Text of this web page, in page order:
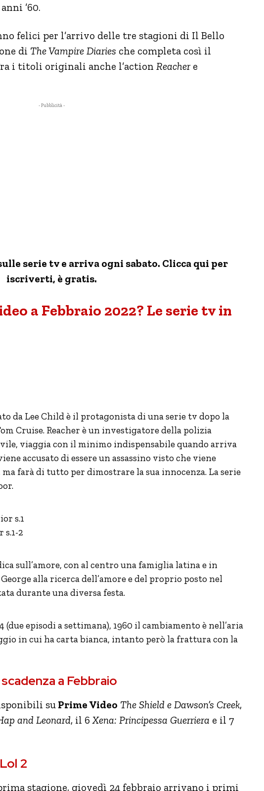
’60.
felici per l’arrivo delle tre stagioni di Il Bello
di The Vampire Diaries che completa così il
i titoli originali anche l’action Reachere
- Pubblicità -
serie tv e arriva ogni sabato. Clicca qui per
iscriverti, è gratis.
a Febbraio 2022? Le serie tv in
da Lee Child è il protagonista di una serie tv dopo la
Cruise. Reacher è un investigatore della polizia
viaggia con il minimo indispensabile quando arriva
accusato di essere un assassino visto che viene
farà di tutto per dimostrare la sua innocenza. La serie
s.1
2
sull’amore, con al centro una famiglia latina e in
alla ricerca dell’amore e del proprio posto nel
durante una diversa festa.
(due episodi a settimana), 1960 il cambiamento è nell’aria
in cui ha carta bianca, intanto però la frattura con la
a Febbraio
su Prime Video The Shield e Dawson’s Creek,
and Leonard, il 6 Xena: Principessa Guerriera e il 7
2
stagione, giovedì 24 febbraio arrivano i primi